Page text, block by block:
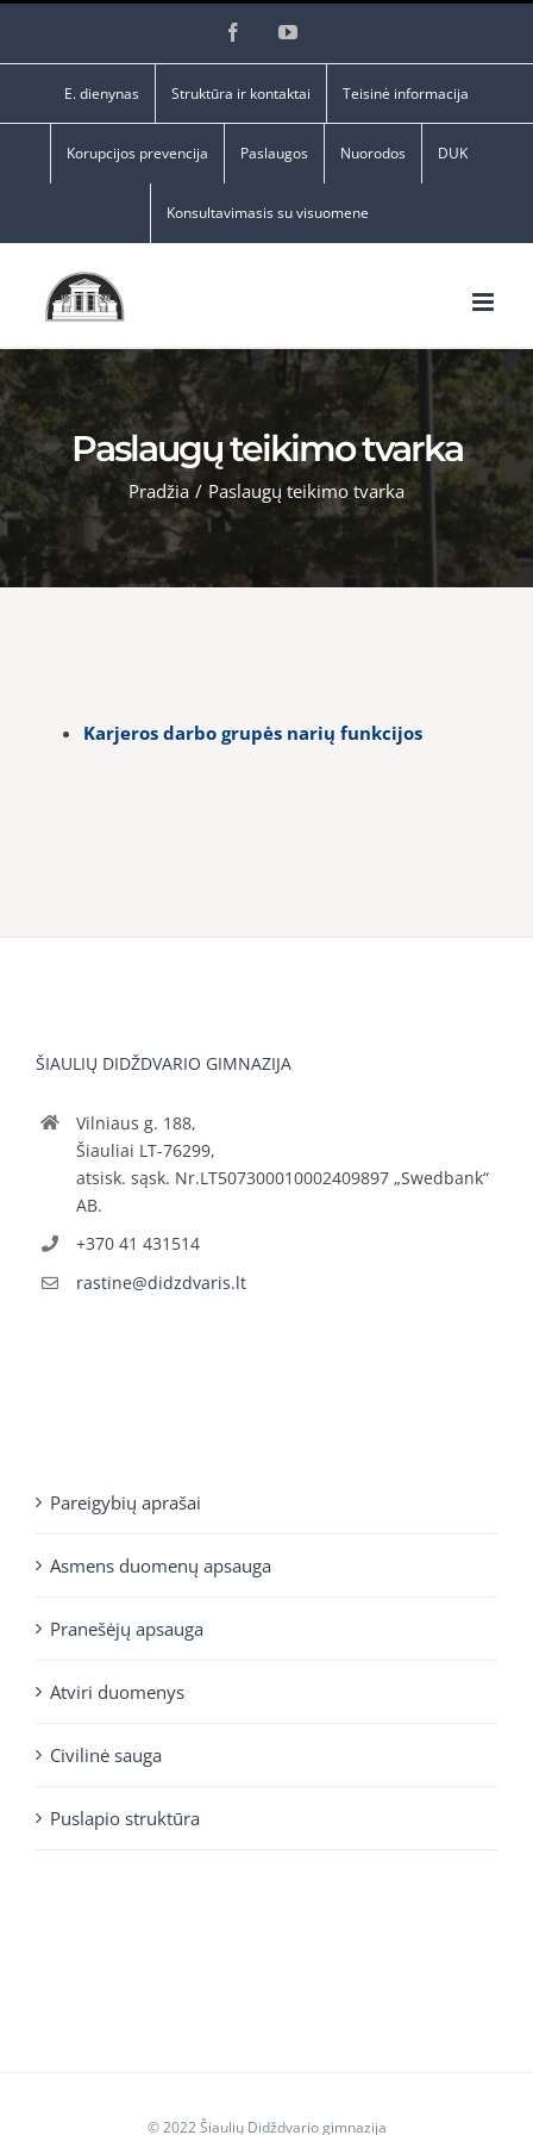
FacebookYouTube
E. dienynas Struktūra ir kontaktai Teisinė informacija
Korupcijos prevencija Paslaugos Nuorodos DUK
Konsultavimasis su visuomene
Paslaugų teikimo tvarka
Pradžia / Paslaugų teikimo tvarka
Karjeros darbo grupės narių funkcijos
ŠIAULIŲ DIDŽDVARIO GIMNAZIJA
Vilniaus g. 188,
Šiauliai LT-76299,
atsisk. sąsk. Nr.LT507300010002409897 „Swedbank“
AB.
+370 41 431514
rastine@didzdvaris.lt
Pareigybių aprašai
Asmens duomenų apsauga
Pranešėjų apsauga
Atviri duomenys
Civilinė sauga
Puslapio struktūra
© 2022 Šiaulių Didždvario gimnazija